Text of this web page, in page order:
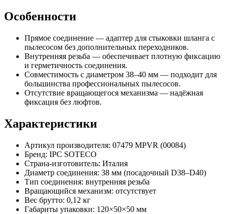
Особенности
Прямое соединение — адаптер для стыковки шланга с
пылесосом без дополнительных переходников.
Внутренняя резьба — обеспечивает плотную фиксацию
и герметичность соединения.
Совместимость с диаметром 38–40 мм — подходит для
большинства профессиональных пылесосов.
Отсутствие вращающегося механизма — надёжная
фиксация без люфтов.
Характеристики
Артикул производителя: 07479 MPVR (00084)
Бренд: IPC SOTECO
Страна-изготовитель: Италия
Диаметр соединения: 38 мм (посадочный D38–D40)
Тип соединения: внутренняя резьба
Вращающийся механизм: отсутствует
Вес брутто: 0,12 кг
Габариты упаковки: 120×50×50 мм